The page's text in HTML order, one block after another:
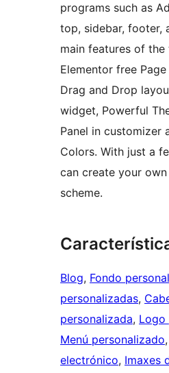
programs such as
top, sidebar, footer,
main features of the
Elementor free
Drag and Drop
widget, Powerful
Panel in customizer
Colors. With just a
can create your
scheme.
Blog, Fondo
personalizadas,
personalizada, Logo
Menú personalizado,
electrónico, Imaxes